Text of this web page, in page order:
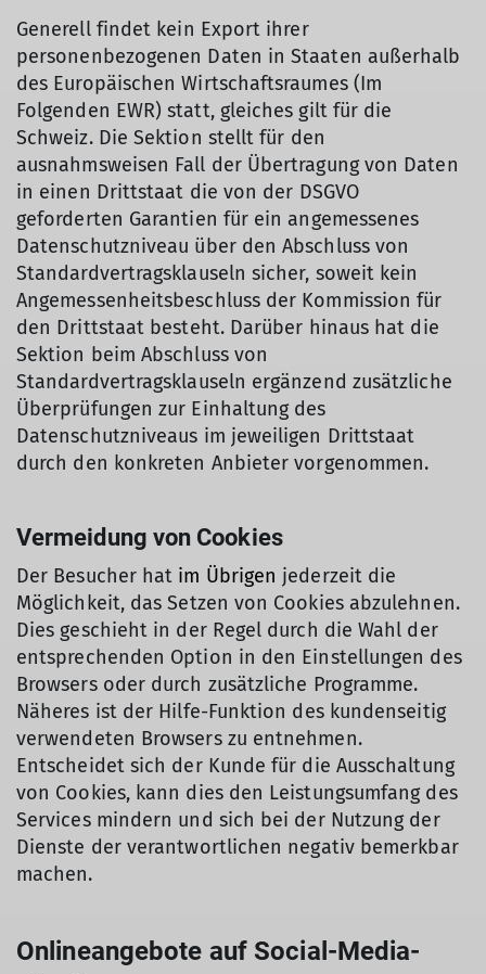
Generell findet kein Export ihrer
personenbezogenen Daten in Staaten außerhalb
des Europäischen Wirtschaftsraumes (Im
Folgenden EWR) statt, gleiches gilt für die
Schweiz. Die Sektion stellt für den
ausnahmsweisen Fall der Übertragung von Daten
in einen Drittstaat die von der DSGVO
geforderten Garantien für ein angemessenes
Datenschutzniveau über den Abschluss von
Standardvertragsklauseln sicher, soweit kein
Angemessenheitsbeschluss der Kommission für
den Drittstaat besteht. Darüber hinaus hat die
Sektion beim Abschluss von
Standardvertragsklauseln ergänzend zusätzliche
Überprüfungen zur Einhaltung des
Datenschutzniveaus im jeweiligen Drittstaat
durch den konkreten Anbieter vorgenommen.
Vermeidung von Cookies
Der Besucher hat im Übrigen jederzeit die
Möglichkeit, das Setzen von Cookies abzulehnen.
Dies geschieht in der Regel durch die Wahl der
entsprechenden Option in den Einstellungen des
Browsers oder durch zusätzliche Programme.
Näheres ist der Hilfe-Funktion des kundenseitig
verwendeten Browsers zu entnehmen.
Entscheidet sich der Kunde für die Ausschaltung
von Cookies, kann dies den Leistungsumfang des
Services mindern und sich bei der Nutzung der
Dienste der verantwortlichen negativ bemerkbar
machen.
Onlineangebote auf Social-Media-